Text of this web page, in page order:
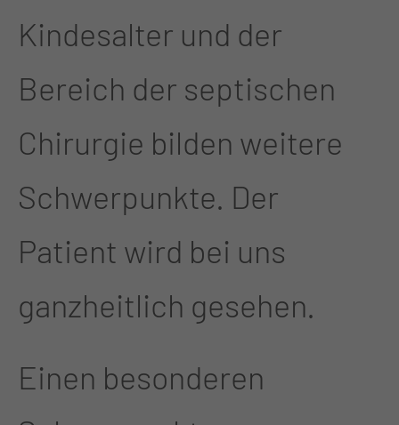
Kindesalter und der
Bereich der septischen
Chirurgie bilden weitere
Schwerpunkte. Der
Patient wird bei uns
ganzheitlich gesehen.
Einen besonderen